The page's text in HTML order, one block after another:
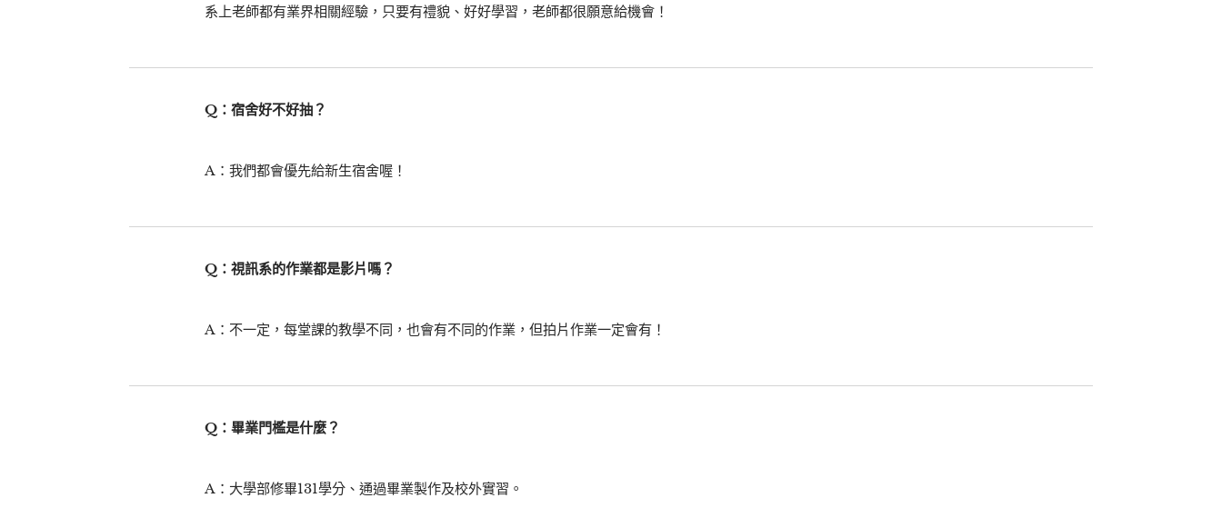
系上老師都有業界相關經驗，只要有禮貌、好好學習，老師都很願意給機會！
Q：宿舍好不好抽？
A：我們都會優先給新生宿舍喔！
Q：視訊系的作業都是影片嗎？
A：不一定，每堂課的教學不同，也會有不同的作業，但拍片作業一定會有！
Q：畢業門檻是什麼？
A：大學部修畢131學分、通過畢業製作及校外實習。